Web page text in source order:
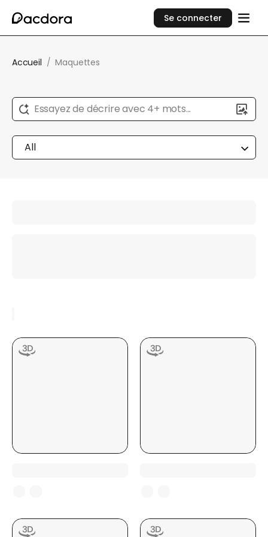
Se connecter
Accueil / Maquettes
Essayez de décrire avec 4+ mots...
All